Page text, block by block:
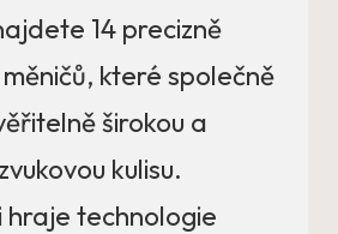
14 precizně
které společně
širokou a
kulisu.
hraje technologie